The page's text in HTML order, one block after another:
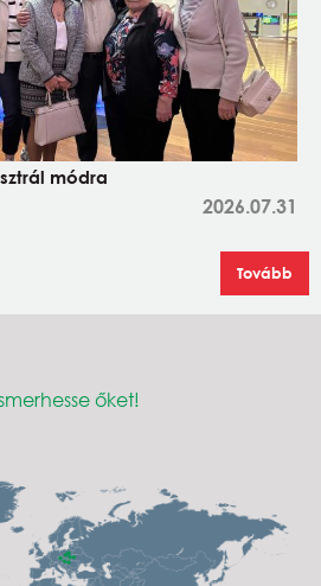
módra
2026.07.31
Tovább
őket!